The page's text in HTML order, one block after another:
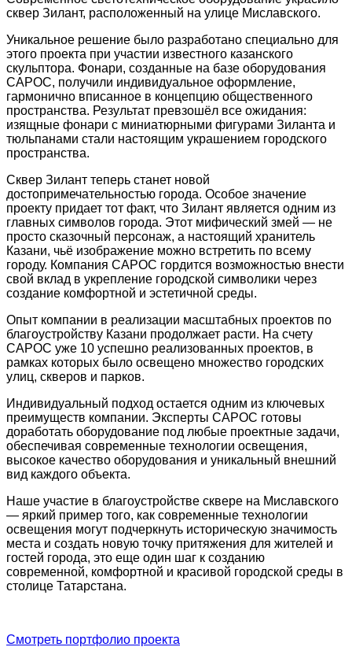
сквер Зилант, расположенный на улице Миславского.
Уникальное решение было разработано специально для
этого проекта при участии известного казанского
скульптора. Фонари, созданные на базе оборудования
САРОС, получили индивидуальное оформление,
гармонично вписанное в концепцию общественного
пространства. Результат превзошёл все ожидания:
изящные фонари с миниатюрными фигурами Зиланта и
тюльпанами стали настоящим украшением городского
пространства.
Сквер Зилант теперь станет новой
достопримечательностью города. Особое значение
проекту придает тот факт, что Зилант является одним из
главных символов города. Этот мифический змей — не
просто сказочный персонаж, а настоящий хранитель
Казани, чьё изображение можно встретить по всему
городу. Компания САРОС гордится возможностью внести
свой вклад в укрепление городской символики через
создание комфортной и эстетичной среды.
Опыт компании в реализации масштабных проектов по
благоустройству Казани продолжает расти. На счету
САРОС уже 10 успешно реализованных проектов, в
рамках которых было освещено множество городских
улиц, скверов и парков.
Индивидуальный подход остается одним из ключевых
преимуществ компании. Эксперты САРОС готовы
доработать оборудование под любые проектные задачи,
обеспечивая современные технологии освещения,
высокое качество оборудования и уникальный внешний
вид каждого объекта.
Наше участие в благоустройстве сквере на Миславского
— яркий пример того, как современные технологии
освещения могут подчеркнуть историческую значимость
места и создать новую точку притяжения для жителей и
гостей города, это еще один шаг к созданию
современной, комфортной и красивой городской среды в
столице Татарстана.
Смотреть портфолио проекта